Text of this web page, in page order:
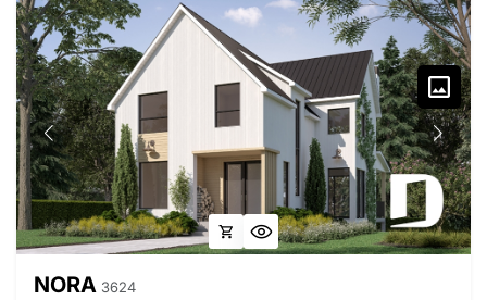
NORA 3624